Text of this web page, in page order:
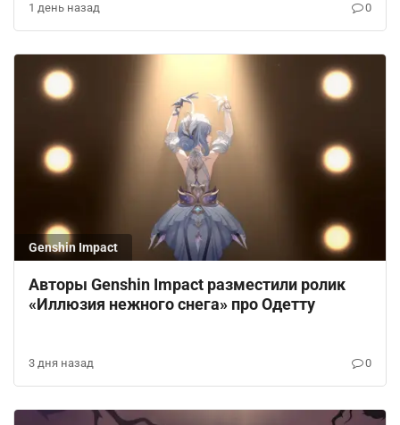
1 день назад 0
Genshin Impact
Авторы Genshin Impact разместили ролик
«Иллюзия нежного снега» про Одетту
3 дня назад 0